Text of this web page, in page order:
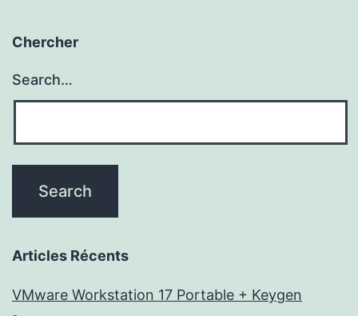
Chercher
Search…
Articles Récents
VMware Workstation 17 Portable + Keygen